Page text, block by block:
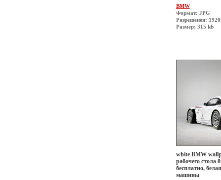
BMW
Формат: JPG
Разрешеиен:
Размер: 315 kb
white BMW
рабочего стола
бесплатно,
машины